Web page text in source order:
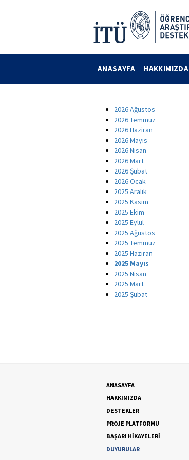
ANASAYFA HAKKIMIZDA
2026 Ağustos
2026 Temmuz
2026 Haziran
2026 Mayıs
2026 Nisan
2026 Mart
2026 Şubat
2026 Ocak
2025 Aralık
2025 Kasım
2025 Ekim
2025 Eylül
2025 Ağustos
2025 Temmuz
2025 Haziran
2025 Mayıs
2025 Nisan
2025 Mart
2025 Şubat
ANASAYFA
HAKKIMIZDA
DESTEKLER
PROJE PLATFORMU
BAŞARI HİKAYELERİ
DUYURULAR